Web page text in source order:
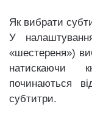
Як вибрати
У
«шестереня»)
натискаючи
починаються
субтитри.